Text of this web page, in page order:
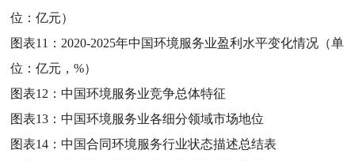
位：亿元）
图表11： 2020-2025年中国环境服务业盈利水平变化情况（单
位：亿元，%）
图表12：中国环境服务业竞争总体特征
图表13：中国环境服务业各细分领域市场地位
图表14：中国合同环境服务行业状态描述总结表